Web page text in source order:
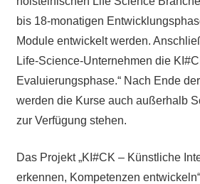
bis 18-monatigen
Module entwickelt werden.
Life-Science-Unternehmen die
Evaluierungsphase.“ Nach Ende
werden die Kurse auch außerhalb
zur Verfügung stehen.
Das Projekt „KI#CK – Künstliche
erkennen, Kompetenzen